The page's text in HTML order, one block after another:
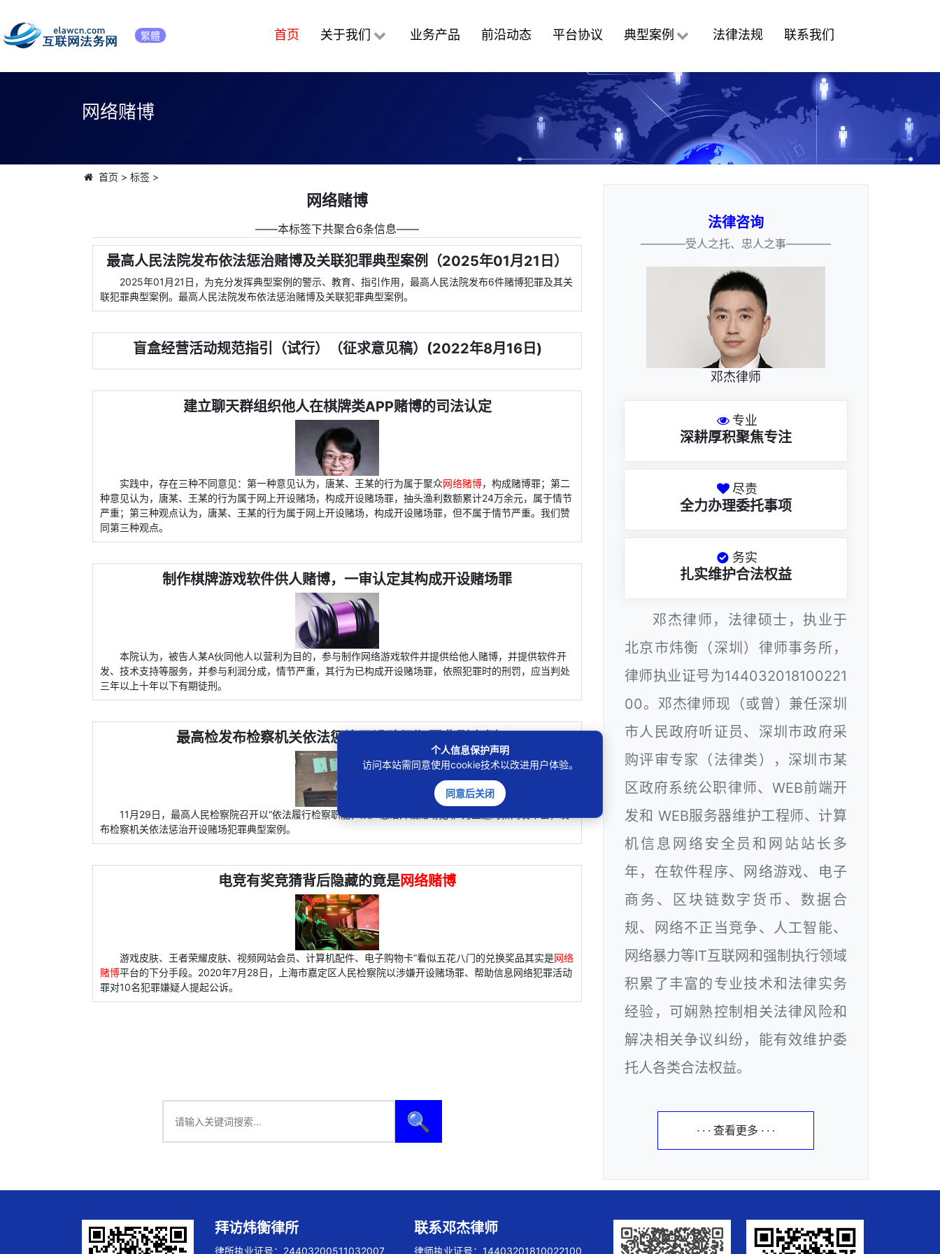
繁體 首页 关于我们 业务产品 前沿动态 平台协议 典型案例 法律法规 联系我们
网络赌博
首页 > 标签>
网络赌博
――本标签下共聚合6条信息――
最高人民法院发布依法惩治赌博及关联犯罪典型案例（2025年01月21日）
2025年01月21日，为充分发挥典型案例的警示、教育、指引作用，最高人民法院发布6件赌博犯罪及其关
联犯罪典型案例。最高人民法院发布依法惩治赌博及关联犯罪典型案例。
盲盒经营活动规范指引（试行）（征求意见稿）(2022年8月16日)
建立聊天群组织他人在棋牌类APP赌博的司法认定
实践中，存在三种不同意见：第一种意见认为，唐某、王某的行为属于聚众网络赌博，构成赌博罪；第二
种意见认为，唐某、王某的行为属于网上开设赌场，构成开设赌场罪，抽头渔利数额累计24万余元，属于情节
严重；第三种观点认为，唐某、王某的行为属于网上开设赌场，构成开设赌场罪，但不属于情节严重。我们赞
同第三种观点。
制作棋牌游戏软件供人赌博，一审认定其构成开设赌场罪
本院认为，被告人某A伙同他人以营利为目的，参与制作网络游戏软件并提供给他人赌博，并提供软件开
发、技术支持等服务，并参与利润分成，情节严重，其行为已构成开设赌场罪，依照犯罪时的刑罚，应当判处
三年以上十年以下有期徒刑。
最高检发布检察机关依法惩治开设赌场犯罪典型案例
11月29日，最高人民检察院召开以“依法履行检察职能，从严惩治开设赌场犯罪”为主题的新闻发布会，发
布检察机关依法惩治开设赌场犯罪典型案例。
电竞有奖竞猜背后隐藏的竟是网络赌博
游戏皮肤、王者荣耀皮肤、视频网站会员、计算机配件、电子购物卡”看似五花八门的兑换奖品其实是网络
赌博平台的下分手段。2020年7月28日，上海市嘉定区人民检察院以涉嫌开设赌场罪、帮助信息网络犯罪活动
罪对10名犯罪嫌疑人提起公诉。
🔍
法律咨询
————受人之托、忠人之事————
邓杰律师
专业
深耕厚积聚焦专注
尽责
全力办理委托事项
务实
扎实维护合法权益
邓杰律师，法律硕士，执业于
北京市炜衡（深圳）律师事务所，
律师执业证号为144032018100221
00。邓杰律师现（或曾）兼任深圳
市人民政府听证员、深圳市政府采
购评审专家（法律类），深圳市某
区政府系统公职律师、WEB前端开
发和 WEB服务器维护工程师、计算
机信息网络安全员和网站站长多
年，在软件程序、网络游戏、电子
商务、区块链数字货币、数据合
规、网络不正当竞争、人工智能、
网络暴力等IT互联网和强制执行领域
积累了丰富的专业技术和法律实务
经验，可娴熟控制相关法律风险和
解决相关争议纠纷，能有效维护委
托人各类合法权益。
· · · 查看更多 · · ·
拜访炜衡律所
律所执业证号：24403200511032007
联系邓杰律师
律师执业证号：14403201810022100
个人信息保护声明
访问本站需同意使用cookie技术以改进用户体验。
同意后关闭